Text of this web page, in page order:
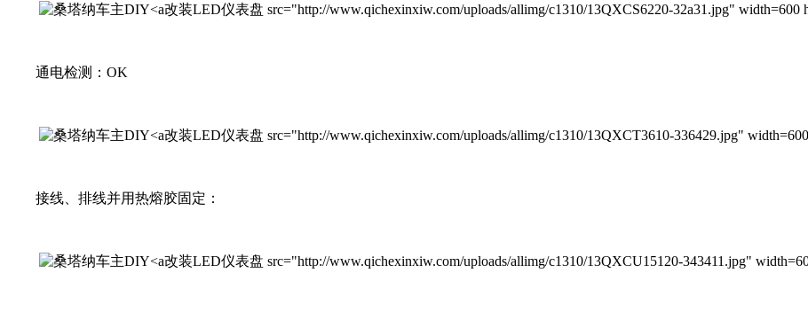
改装LED仪表盘 src="http://www.qichexinxiw.com/uploads/allimg/c1310/13QXCS6220-32a31.jpg" width=600
通电检测：OK
改装LED仪表盘 src="http://www.qichexinxiw.com/uploads/allimg/c1310/13QXCT3610-336429.jpg"
接线、排线并用热熔胶固定：
改装LED仪表盘 src="http://www.qichexinxiw.com/uploads/allimg/c1310/13QXCU15120-343411.jpg"